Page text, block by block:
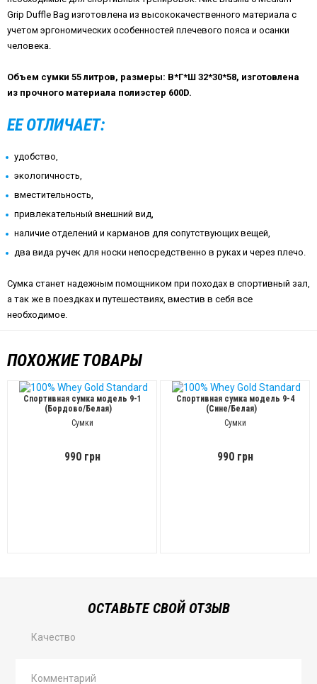
Grip Duffle Bag изготовлена из высококачественного материала с
учетом эргономических особенностей плечевого пояса и осанки
человека.
Объем сумки 55 литров, размеры: В*Г*Ш 32*30*58, изготовлена
из прочного материала полиэстер 600D.
ЕЕ ОТЛИЧАЕТ:
удобство,
экологичность,
вместительность,
привлекательный внешний вид,
наличие отделений и карманов для сопутствующих вещей,
два вида ручек для носки непосредственно в руках и через плечо.
Сумка станет надежным помощником при походах в спортивный зал,
а так же в поездках и путешествиях, вместив в себя все
необходимое.
ПОХОЖИЕ ТОВАРЫ
Спортивная сумка модель 9-1
(Бордово/Белая)
Сумки
990 грн
Спортивная сумка модель 9-4
(Сине/Белая)
Сумки
990 грн
ОСТАВЬТЕ СВОЙ ОТЗЫВ
Качество